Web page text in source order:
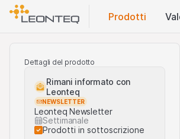
Prodotti
Dettagli del prodotto
Rimani informato con
Leonteq
NEWSLETTER
Leonteq Newsletter
Settimanale
Prodotti in sottoscrizione